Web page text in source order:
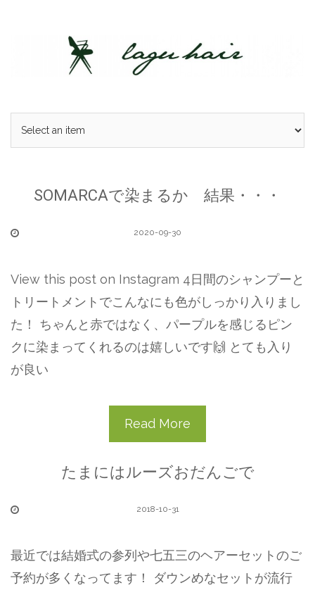
SOMARCAで染まるか 結果・・・
2020-09-30
View this post on Instagram 4日間のシャンプーと
トリートメントでこんなにも色がしっかり入りまし
た！ ちゃんと赤ではなく、パープルを感じるピン
クに染まってくれるのは嬉しいです🙌 とても入り
が良い
Read More
たまにはルーズおだんごで
2018-10-31
最近では結婚式の参列や七五三のヘアーセットのご
予約が多くなってます！ ダウンめなセットが流行